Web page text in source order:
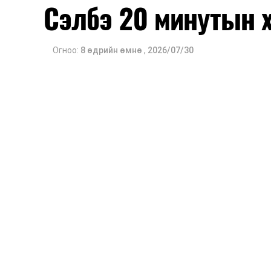
Сэлбэ 20 минутын
Огноо: 8 өдрийн өмнө , 2026/07/30